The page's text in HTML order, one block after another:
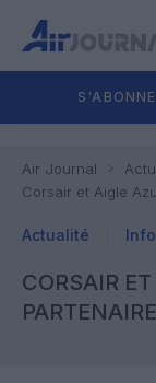
Air Journal
Corsair et Aigle
Actualité
CORSAIR